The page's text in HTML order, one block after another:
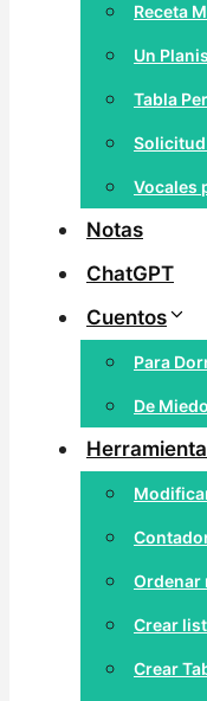
Receta
Un
Tabla
Solicitud
Vocales
Notas
ChatGPT
Cuentos
Para
De
Ordenar
Crear
Crear